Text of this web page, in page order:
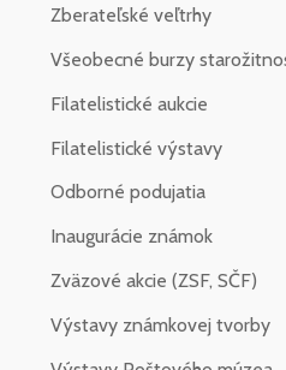
Zberateľské veľtrhy
Všeobecné burzy
Filatelistické aukcie
Filatelistické výstavy
Odborné podujatia
Inaugurácie známok
Zväzové akcie (ZSF, SČF)
Výstavy známkovej tvorby